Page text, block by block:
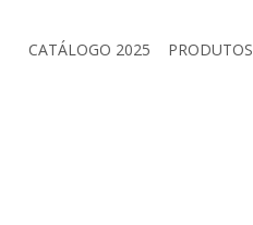
CATÁLOGO 2025 PRODUTOS